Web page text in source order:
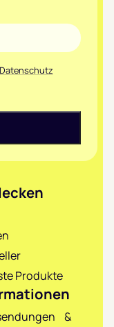
Datenschutz
Produkte
&